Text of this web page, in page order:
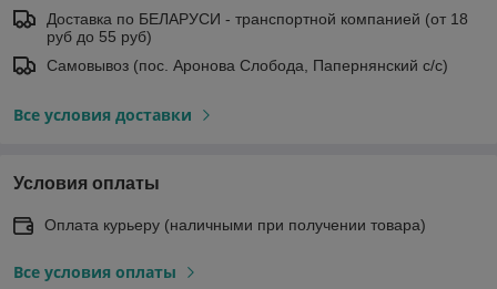
Доставка по БЕЛАРУСИ - транспортной компанией (от 18
руб до 55 руб)
Самовывоз (пос. Аронова Слобода, Папернянский с/с)
Все условия доставки
Условия оплаты
Оплата курьеру (наличными при получении товара)
Все условия оплаты